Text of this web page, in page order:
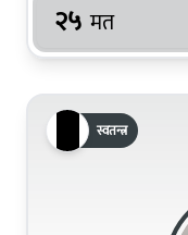
२५ मत
स्वतन्त्र